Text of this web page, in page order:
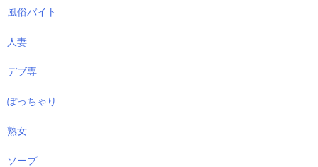
風俗バイト
人妻
デブ専
ぽっちゃり
熟女
ソープ